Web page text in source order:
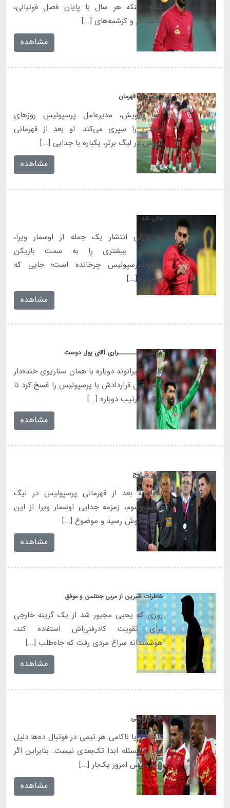
شده؛ اینکه هر سال با پایان فصل فوتبالی،
شاهد ناز و کرشمه‌های [...]
مشاهده
دردسرهای قهرمان
رضا درویش، مدیرعامل پرسپولیس روزهای
سختی را سپری می‌کند. او بعد از قهرمانی
تیمش در لیگ برتر، یکباره با جدایی [...]
مشاهده
عالی شد
به تازگی انتشار یک جمله از اوسمار ویرا،
نگاه‌های بیشتری را به سمت بازیکن
شماره2پرسپولیس چرخانده است؛ جایی که
سرمربی [...]
مشاهده
سکانس تکـــــــراری آقای پول دوست
علیرضا بیرانوند دوباره با همان سناریوی خنده‌دار
فصل قبل قراردادش با پرسپولیس را فسخ کرد تا
به این ترتیب دوباره [...]
مشاهده
وداع در اوج
بلافاصله بعد از قهرمانی پرسپولیس در لیگ
بیست‌وسوم، زمزمه جدایی اوسمار ویرا از این
تیم به گوش رسید و موضوع [...]
مشاهده
خاطرات شیرین از مربی جنتلمن و موفق
روزی که یحیی مجبور شد از یک گزینه خارجی
برای تقویت کادرفنی‌اش استفاده کند،
هوشمندانه سراغ مردی رفت که جاه‌طلب [...]
مشاهده
جام زمستانی
کامیابی یا ناکامی هر تیمی در فوتبال ده‌ها دلیل
دارد و مسئله ابدا تک‌بعدی نیست. بنابراین اگر
پرسپولیس امروز یک‌بار [...]
مشاهده